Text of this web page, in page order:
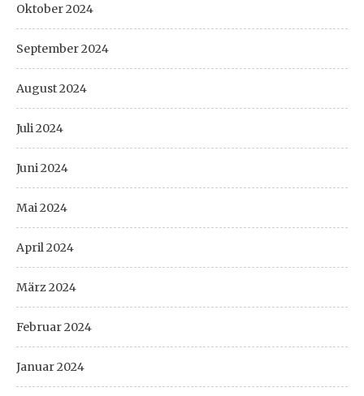
Oktober 2024
September 2024
August 2024
Juli 2024
Juni 2024
Mai 2024
April 2024
März 2024
Februar 2024
Januar 2024